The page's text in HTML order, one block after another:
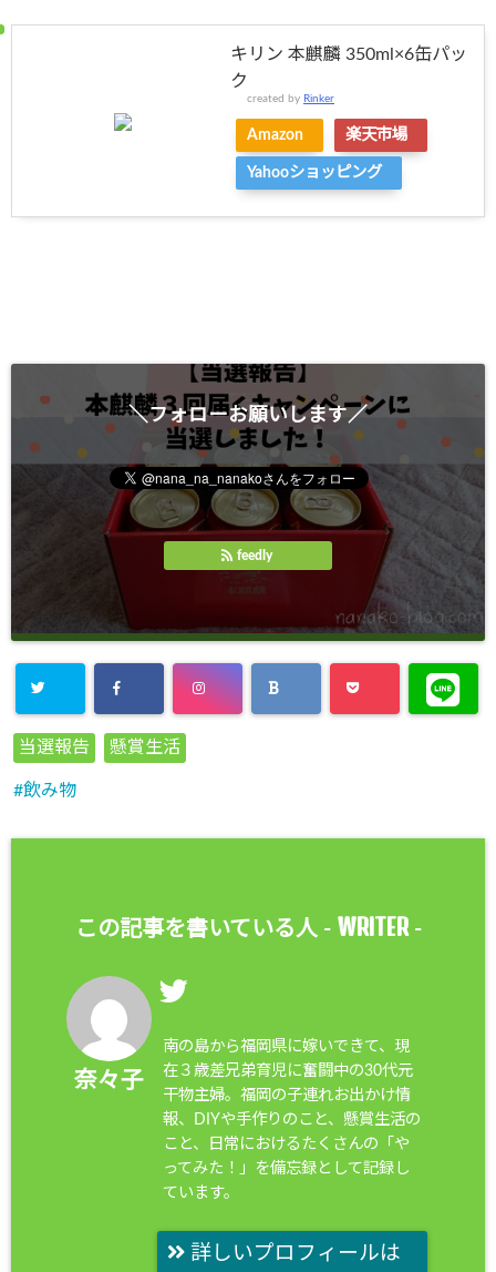
キリン 本麒麟 350ml×6缶パッ
ク
created by Rinker
Amazon 楽天市場
Yahooショッピング
＼フォローお願いします／
feedly
当選報告 懸賞生活
飲み物
この記事を書いている人 - WRITER-
奈々子
南の島から福岡県に嫁いできて、現
在３歳差兄弟育児に奮闘中の30代元
干物主婦。福岡の子連れお出かけ情
報、DIYや手作りのこと、懸賞生活の
こと、日常におけるたくさんの「や
ってみた！」を備忘録として記録し
ています。
詳しいプロフィールは